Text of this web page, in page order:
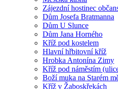
Zájezdní hostinec
Dům Josefa Bratmanna
Dům U Slunce
Dům Jana Horného
Kříž pod kostelem
Hlavní hřbitovní kříž
Hrobka Antonína Zimy
Kříž pod náměstím
Boží muka na Starém
Kříž v Žaboskřekách